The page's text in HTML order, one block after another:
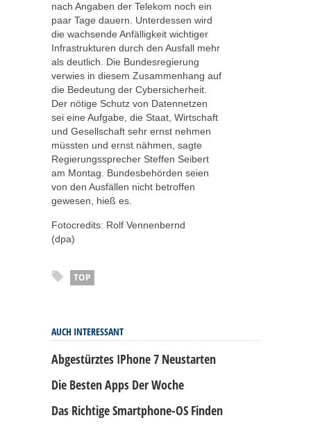
nach Angaben der Telekom noch ein
paar Tage dauern. Unterdessen wird
die wachsende Anfälligkeit wichtiger
Infrastrukturen durch den Ausfall mehr
als deutlich. Die Bundesregierung
verwies in diesem Zusammenhang auf
die Bedeutung der Cybersicherheit.
Der nötige Schutz von Datennetzen
sei eine Aufgabe, die Staat, Wirtschaft
und Gesellschaft sehr ernst nehmen
müssten und ernst nähmen, sagte
Regierungssprecher Steffen Seibert
am Montag. Bundesbehörden seien
von den Ausfällen nicht betroffen
gewesen, hieß es.
Fotocredits: Rolf Vennenbernd
(dpa)
TOP
AUCH INTERESSANT
Abgestürztes IPhone 7 Neustarten
Die Besten Apps Der Woche
Das Richtige Smartphone-OS Finden